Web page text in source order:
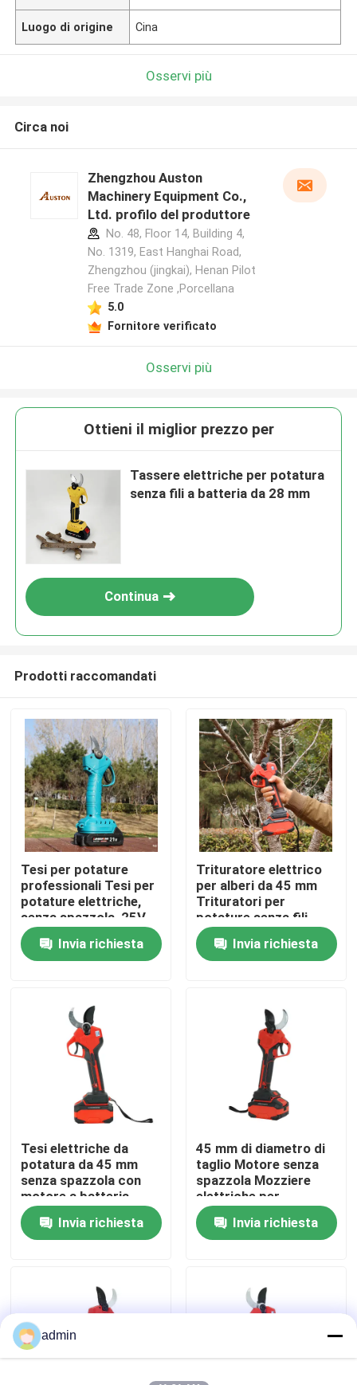
Lasciate un messaggio
Invia
Casa.
display di fabbrica
Contattaci
Chiedi un preventivo
Mini Chainsaw tenuto in mano
Luogo di origine Cina
Osservi più
Circa noi
Zhengzhou Auston
Machinery Equipment Co.,
Ltd. profilo del produttore
No. 48, Floor 14, Building 4,
No. 1319, East Hanghai Road,
Zhengzhou (jingkai), Henan Pilot
Free Trade Zone ,Porcellana
5.0
Fornitore verificato
Osservi più
Ottieni il miglior prezzo per
Tassere elettriche per potatura
senza fili a batteria da 28 mm
Continua
Prodotti raccomandati
Tesi per potature
professionali Tesi per
potature elettriche,
senza spazzola, 25V
Tesi per potature
senza filiInvia richiesta
Trituratore elettrico
per alberi da 45 mm
Trituratori per
potature senza fili
Motore senza
spazzole per uso in
giardino
Invia richiesta
Tesi elettriche da
potatura da 45 mm
senza spazzola con
motore a batteria
Invia richiesta
45 mm di diametro di
taglio Motore senza
spazzola Mozziere
elettriche per
potatura con disegno
leggero da 1,3 kg
Invia richiesta
admin